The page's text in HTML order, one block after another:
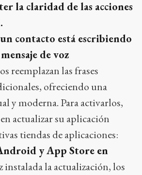
la claridad de las acciones
contacto está escribiendo
de voz
reemplazan las frases
ofreciendo una
y moderna. Para activarlos,
actualizar su aplicación
tiendas de aplicaciones:
y App Store en
instalada la actualización, los